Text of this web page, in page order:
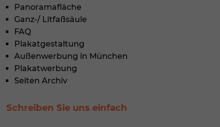
Panoramafläche
Ganz-/ Litfaßsäule
FAQ
Plakatgestaltung
Außenwerbung in München
Plakatwerbung
Seiten Archiv
Schreiben Sie uns einfach